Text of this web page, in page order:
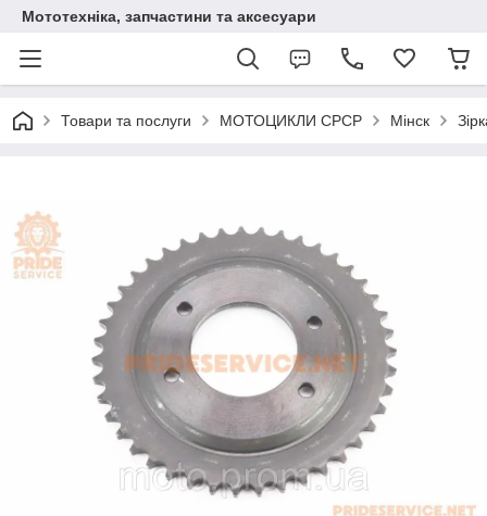
Мототехніка, запчастини та аксесуари
Товари та послуги МОТОЦИКЛИ СРСР Мінск